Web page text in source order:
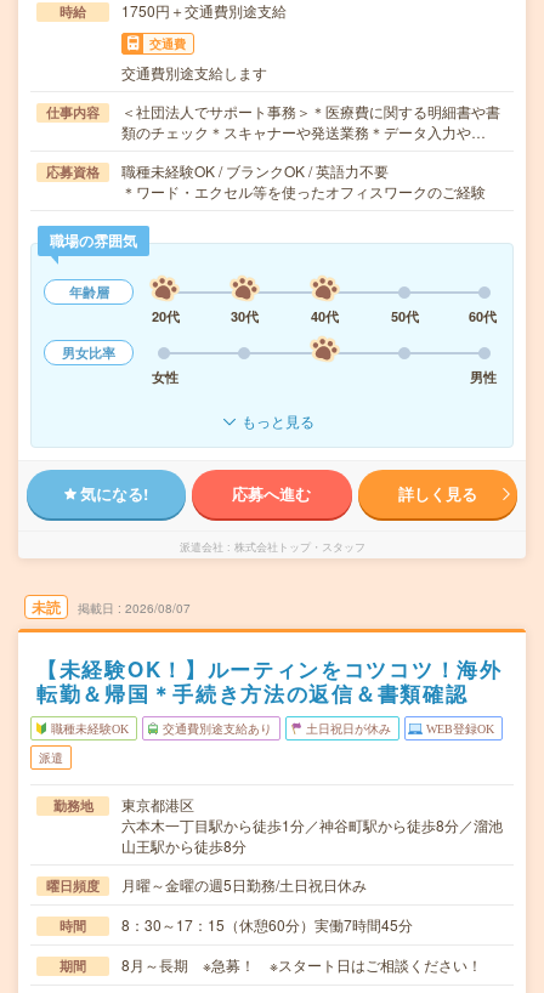
時給 1750円＋交通費別途支給
交通費
交通費別途支給します
仕事内容
＜社団法人でサポート事務＞＊医療費に関する明細書や書
類のチェック＊スキャナーや発送業務＊データ入力や…
応募資格
職種未経験OK / ブランクOK / 英語力不要
＊ワード・エクセル等を使ったオフィスワークのご経験
職場の雰囲気
年齢層
20代
30代 40代 50代
60代
男女比率
女性
男性
もっと見る
気になる! 応募へ進む 詳しく見る
派遣会社 株式会社トップ・スタッフ
未読 掲載日 2026/08/07
【未経験OK！】ルーティンをコツコツ！海外
転勤＆帰国＊手続き方法の返信＆書類確認
職種未経験OK 交通費別途支給あり 土日祝日が休み WEB登録OK
派遣
勤務地
東京都港区
六本木一丁目駅から徒歩1分／神谷町駅から徒歩8分／溜池
山王駅から徒歩8分
曜日頻度 月曜～金曜の週5日勤務/土日祝日休み
時間 8：30～17：15（休憩60分）実働7時間45分
期間 8月～長期 ※急募！ ※スタート日はご相談ください！